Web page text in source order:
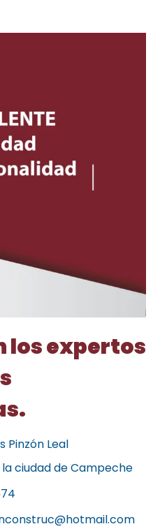
los expertos
Pinzón Leal
ciudad de Campeche